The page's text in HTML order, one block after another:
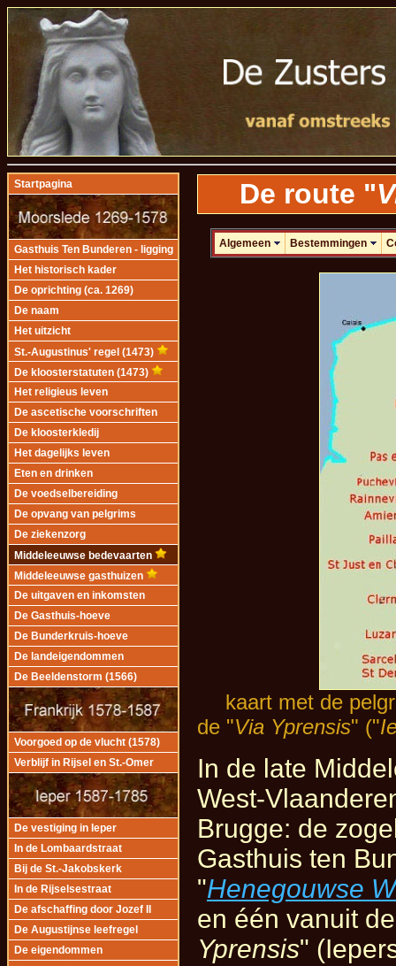
Startpagina
Gasthuis Ten Bunderen - ligging
Het historisch kader
De oprichting (ca. 1269)
De naam
Het uitzicht
St.-Augustinus' regel (1473)
De kloosterstatuten (1473)
Het religieus leven
De ascetische voorschriften
De kloosterkledij
Het dagelijks leven
Eten en drinken
De voedselbereiding
De opvang van pelgrims
De ziekenzorg
Middeleeuwse bedevaarten
Middeleeuwse gasthuizen
De uitgaven en inkomsten
De Gasthuis-hoeve
De Bunderkruis-hoeve
De landeigendommen
De Beeldenstorm (1566)
Voorgoed op de vlucht (1578)
Verblijf in Rijsel en St.-Omer
De vestiging in Ieper
In de Lombaardstraat
Bij de St.-Jakobskerk
In de Rijselsestraat
De afschaffing door Jozef II
De Augustijnse leefregel
De eigendommen
De route "
Algemeen Bestemmingen
kaart met de
de "Via Yprensis" ("
In de late
West-
Brugge: de
Gasthuis ten
"Henegouwse
en één vanuit
Yprensis"